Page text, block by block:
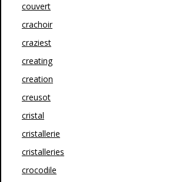
couvert
crachoir
craziest
creating
creation
creusot
cristal
cristallerie
cristalleries
crocodile